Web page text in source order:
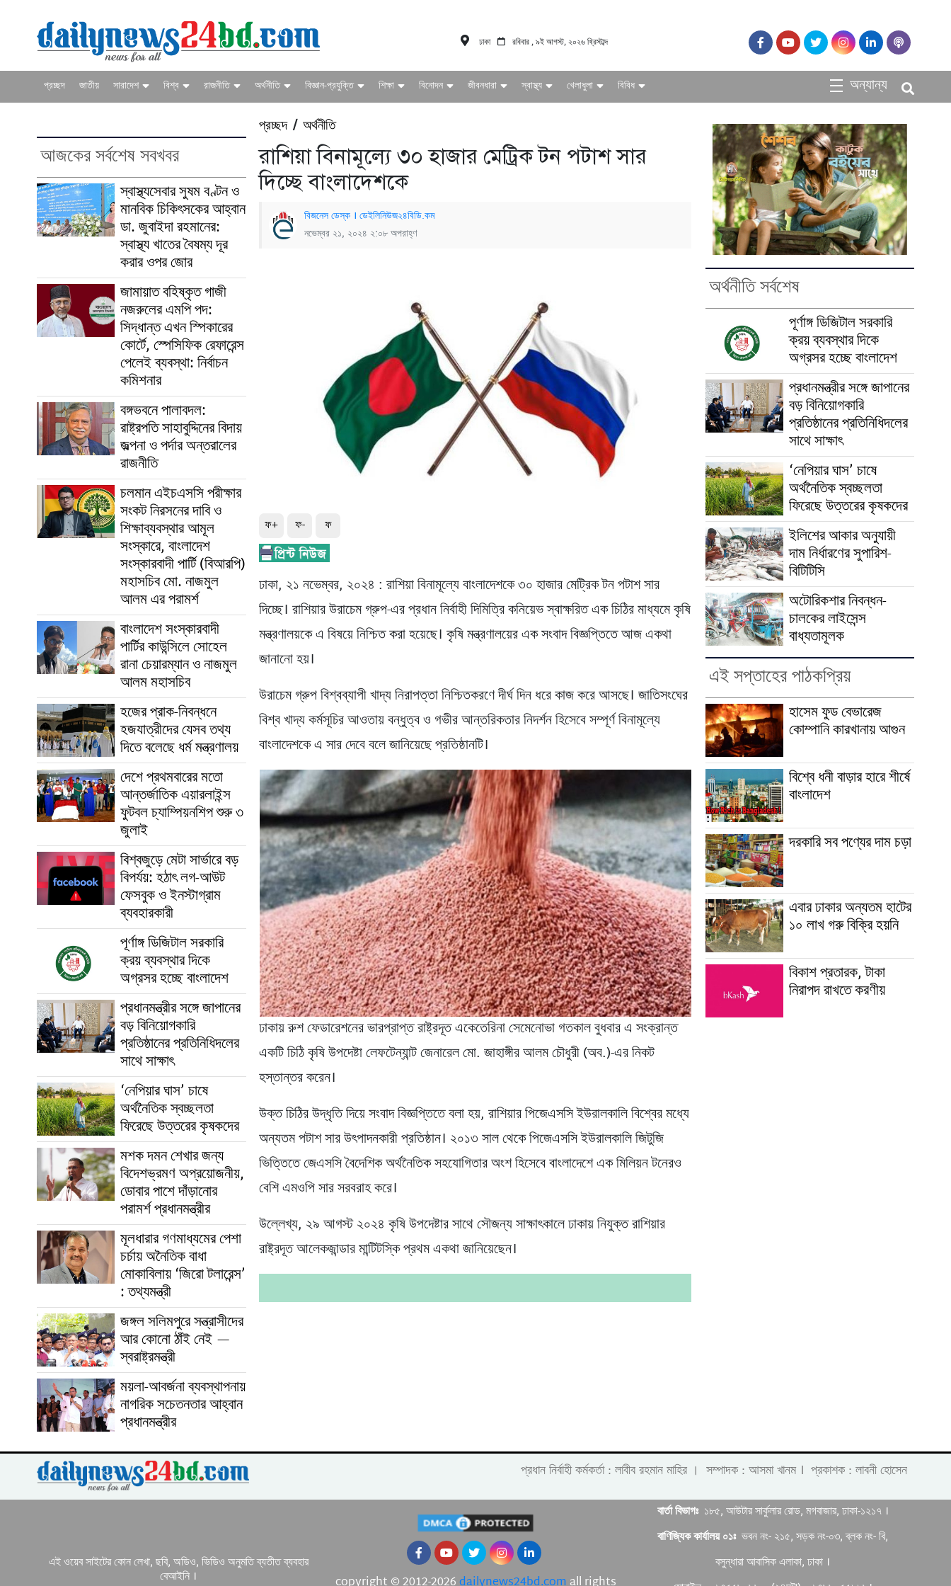
ঢাকা রবিবার , ৯ই আগস্ট, ২০২৬ খ্রিস্টাব্দ
প্রচ্ছদ জাতীয় সারাদেশ বিশ্ব রাজনীতি অর্থনীতি বিজ্ঞান-প্রযুক্তি শিক্ষা বিনোদন জীবনধারা স্বাস্থ্য খেলাধুলা বিবিধ অন্যান্য
আজকের সর্বশেষ সবখবর
স্বাস্থ্যসেবার সুষম বণ্টন ও
মানবিক চিকিৎসকের আহ্বান
ডা. জুবাইদা রহমানের:
স্বাস্থ্য খাতের বৈষম্য দূর
করার ওপর জোর
জামায়াত বহিষ্কৃত গাজী
নজরুলের এমপি পদ:
সিদ্ধান্ত এখন স্পিকারের
কোর্টে, স্পেসিফিক রেফারেন্স
পেলেই ব্যবস্থা: নির্বাচন
কমিশনার
বঙ্গভবনে পালাবদল:
রাষ্ট্রপতি সাহাবুদ্দিনের বিদায়
জল্পনা ও পর্দার অন্তরালের
রাজনীতি
চলমান এইচএসসি পরীক্ষার
সংকট নিরসনের দাবি ও
শিক্ষাব্যবস্থার আমূল
সংস্কারে, বাংলাদেশ
সংস্কারবাদী পার্টি (বিআরপি)
মহাসচিব মো. নাজমুল
আলম এর পরামর্শ
বাংলাদেশ সংস্কারবাদী
পার্টির কাউন্সিলে সোহেল
রানা চেয়ারম্যান ও নাজমুল
আলম মহাসচিব
হজের প্রাক-নিবন্ধনে
হজযাত্রীদের যেসব তথ্য
দিতে বলেছে ধর্ম মন্ত্রণালয়
দেশে প্রথমবারের মতো
আন্তর্জাতিক এয়ারলাইন্স
ফুটবল চ্যাম্পিয়নশিপ শুরু ৩
জুলাই
বিশ্বজুড়ে মেটা সার্ভারে বড়
বিপর্যয়: হঠাৎ লগ-আউট
ফেসবুক ও ইনস্টাগ্রাম
ব্যবহারকারী
পূর্ণাঙ্গ ডিজিটাল সরকারি
ক্রয় ব্যবস্থার দিকে
অগ্রসর হচ্ছে বাংলাদেশ
প্রধানমন্ত্রীর সঙ্গে জাপানের
বড় বিনিয়োগকারি
প্রতিষ্ঠানের প্রতিনিধিদলের
সাথে সাক্ষাৎ
‘নেপিয়ার ঘাস’ চাষে
অর্থনৈতিক স্বচ্ছলতা
ফিরেছে উত্তরের কৃষকদের
মশক দমন শেখার জন্য
বিদেশভ্রমণ অপ্রয়োজনীয়,
ডোবার পাশে দাঁড়ানোর
পরামর্শ প্রধানমন্ত্রীর
মূলধারার গণমাধ্যমের পেশা
চর্চায় অনৈতিক বাধা
মোকাবিলায় ‘জিরো টলারেন্স’
: তথ্যমন্ত্রী
জঙ্গল সলিমপুরে সন্ত্রাসীদের
আর কোনো ঠাঁই নেই —
স্বরাষ্ট্রমন্ত্রী
ময়লা-আবর্জনা ব্যবস্থাপনায়
নাগরিক সচেতনতার আহ্বান
প্রধানমন্ত্রীর
প্রচ্ছদ/অর্থনীতি
রাশিয়া বিনামূল্যে ৩০ হাজার মেট্রিক টন পটাশ সার
দিচ্ছে বাংলাদেশকে
বিজনেস ডেস্ক । ডেইলিনিউজ২৪বিডি.কম
নভেম্বর ২১, ২০২৪ ২:০৮ অপরাহ্ণ
ফ+ ফ- ফ
ঢাকা, ২১ নভেম্বর, ২০২৪ : রাশিয়া বিনামূল্যে বাংলাদেশকে ৩০ হাজার মেট্রিক টন পটাশ সার
দিচ্ছে। রাশিয়ার উরাচেম গ্রুপ-এর প্রধান নির্বাহী দিমিত্রি কনিয়েভ স্বাক্ষরিত এক চিঠির মাধ্যমে কৃষি
মন্ত্রণালয়কে এ বিষয়ে নিশ্চিত করা হয়েছে। কৃষি মন্ত্রণালয়ের এক সংবাদ বিজ্ঞপ্তিতে আজ একথা
জানানো হয়।
উরাচেম গ্রুপ বিশ্বব্যাপী খাদ্য নিরাপত্তা নিশ্চিতকরণে দীর্ঘ দিন ধরে কাজ করে আসছে। জাতিসংঘের
বিশ্ব খাদ্য কর্মসূচির আওতায় বন্ধুত্ব ও গভীর আন্তরিকতার নিদর্শন হিসেবে সম্পূর্ণ বিনামূল্যে
বাংলাদেশকে এ সার দেবে বলে জানিয়েছে প্রতিষ্ঠানটি।
ঢাকায় রুশ ফেডারেশনের ভারপ্রাপ্ত রাষ্ট্রদূত একেতেরিনা সেমেনোভা গতকাল বুধবার এ সংক্রান্ত
একটি চিঠি কৃষি উপদেষ্টা লেফটেন্যান্ট জেনারেল মো. জাহাঙ্গীর আলম চৌধুরী (অব.)-এর নিকট
হস্তান্তর করেন।
উক্ত চিঠির উদ্ধৃতি দিয়ে সংবাদ বিজ্ঞপ্তিতে বলা হয়, রাশিয়ার পিজেএসসি ইউরালকালি বিশ্বের মধ্যে
অন্যতম পটাশ সার উৎপাদনকারী প্রতিষ্ঠান। ২০১৩ সাল থেকে পিজেএসসি ইউরালকালি জিটুজি
ভিত্তিতে জেএসসি বৈদেশিক অর্থনৈতিক সহযোগিতার অংশ হিসেবে বাংলাদেশে এক মিলিয়ন টনেরও
বেশি এমওপি সার সরবরাহ করে।
উল্লেখ্য, ২৯ আগস্ট ২০২৪ কৃষি উপদেষ্টার সাথে সৌজন্য সাক্ষাৎকালে ঢাকায় নিযুক্ত রাশিয়ার
রাষ্ট্রদূত আলেকজান্ডার মান্টিটস্কি প্রথম একথা জানিয়েছেন।
অর্থনীতি সর্বশেষ
পূর্ণাঙ্গ ডিজিটাল সরকারি
ক্রয় ব্যবস্থার দিকে
অগ্রসর হচ্ছে বাংলাদেশ
প্রধানমন্ত্রীর সঙ্গে জাপানের
বড় বিনিয়োগকারি
প্রতিষ্ঠানের প্রতিনিধিদলের
সাথে সাক্ষাৎ
‘নেপিয়ার ঘাস’ চাষে
অর্থনৈতিক স্বচ্ছলতা
ফিরেছে উত্তরের কৃষকদের
ইলিশের আকার অনুযায়ী
দাম নির্ধারণের সুপারিশ-
বিটিটিসি
অটোরিকশার নিবন্ধন-
চালকের লাইসেন্স
বাধ্যতামূলক
এই সপ্তাহের পাঠকপ্রিয়
হাসেম ফুড বেভারেজ
কোম্পানি কারখানায় আগুন
বিশ্বে ধনী বাড়ার হারে শীর্ষে
বাংলাদেশ
দরকারি সব পণ্যের দাম চড়া
এবার ঢাকার অন্যতম হাটের
১০ লাখ গরু বিক্রি হয়নি
বিকাশ প্রতারক, টাকা
নিরাপদ রাখতে করণীয়
প্রধান নির্বাহী কর্মকর্তা : লাবীব রহমান মাহির । সম্পাদক : আসমা খানম । প্রকাশক : লাবনী হোসেন
এই ওয়েব সাইটের কোন লেখা, ছবি, অডিও, ভিডিও অনুমতি ব্যতীত ব্যবহার
বেআইনি ।
বার্তা বিভাগঃ১৮৫, আউটার সার্কুলার রোড, মগবাজার, ঢাকা-১২১৭ ।
বাণিজ্যিক কার্যালয় ০১ঃভবন নং- ২১৫, সড়ক নং-০৩, ব্লক নং- বি,
বসুন্ধারা আবাসিক এলাকা, ঢাকা ।